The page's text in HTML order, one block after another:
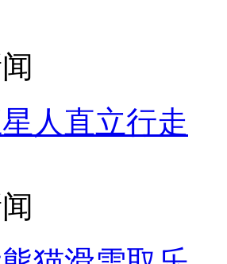
人直立行走